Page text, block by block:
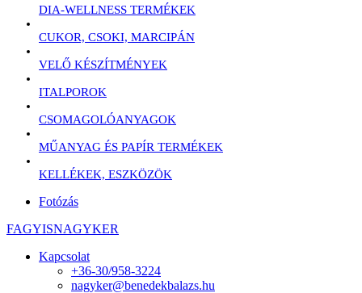
DIA-WELLNESS TERMÉKEK
CUKOR, CSOKI, MARCIPÁN
VELŐ KÉSZÍTMÉNYEK
ITALPOROK
CSOMAGOLÓANYAGOK
MŰANYAG ÉS PAPÍR TERMÉKEK
KELLÉKEK, ESZKÖZÖK
Fotózás
FAGYISNAGYKER
Kapcsolat
+36-30/958-3224
nagyker@benedekbalazs.hu